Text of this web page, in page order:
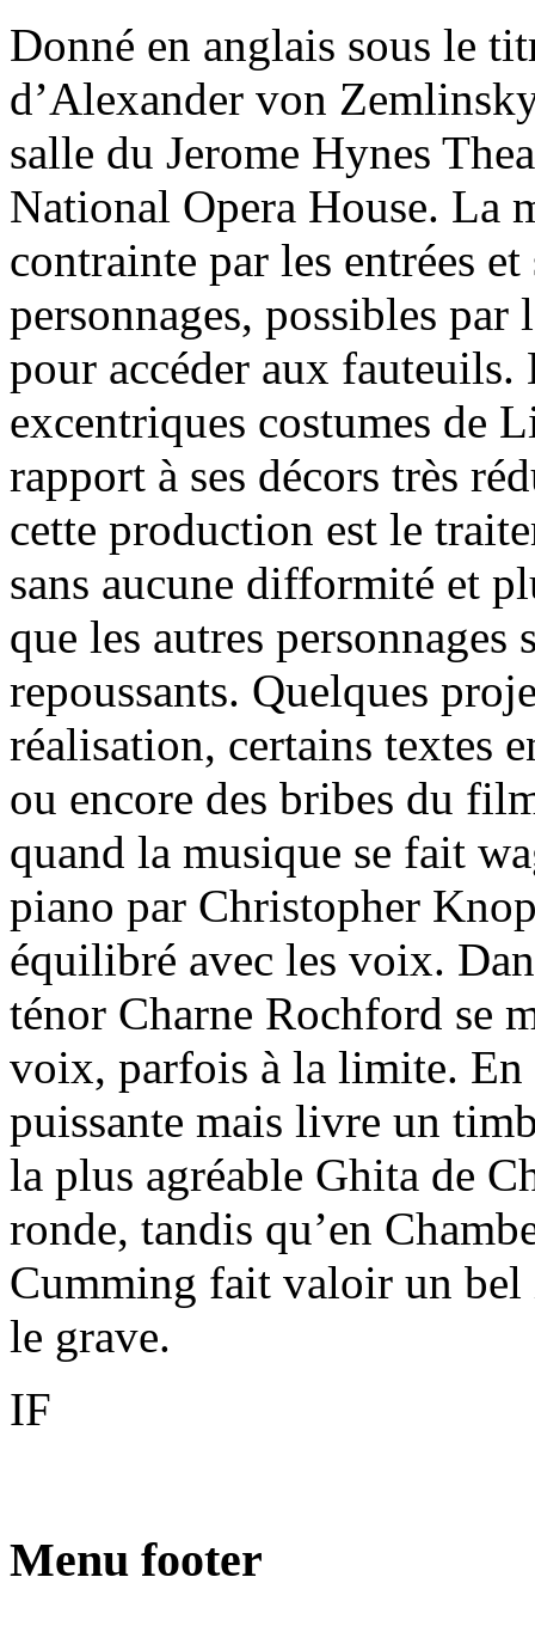
Donné en anglais sous le
d’Alexander von
salle du Jerome Hynes
National Opera House. La
contrainte par les entrées
personnages, possibles
pour accéder aux fauteuils.
excentriques costumes de
rapport à ses décors très
cette production est le
sans aucune difformité et
que les autres
repoussants. Quelques
réalisation, certains textes
ou encore des bribes du
quand la musique se fait
piano par Christopher
équilibré avec les voix.
ténor Charne Rochford se
voix, parfois à la limite.
puissante mais livre un
la plus agréable Ghita de
ronde, tandis qu’en
Cumming fait valoir un
le grave.
IF
Menu footer